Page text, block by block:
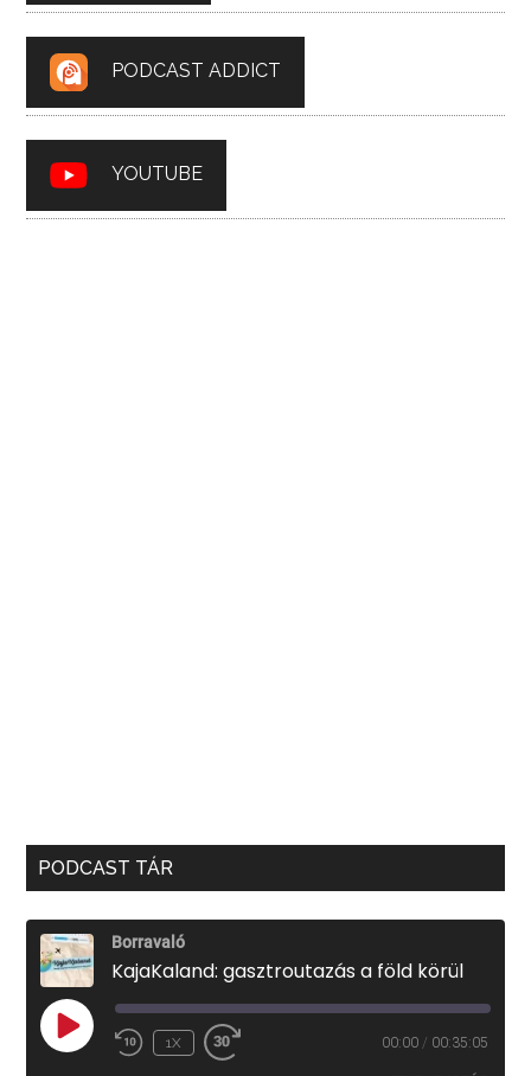
PODCAST ADDICT
YOUTUBE
PODCAST TÁR
Borravaló
KajaKaland: gasztroutazás a föld körül
PLAY
EPISODE
1X 00:00 / 00:35:05